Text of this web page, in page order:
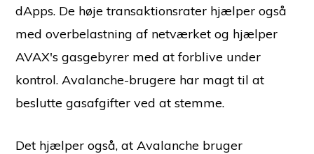
dApps. De høje transaktionsrater hjælper også
med overbelastning af netværket og hjælper
AVAX's gasgebyrer med at forblive under
kontrol. Avalanche-brugere har magt til at
beslutte gasafgifter ved at stemme.
Det hjælper også, at Avalanche bruger